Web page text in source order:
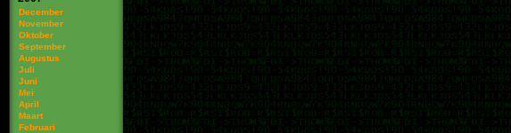
December
November
Oktober
September
Augustus
Juli
Juni
Mei
April
Maart
Februari